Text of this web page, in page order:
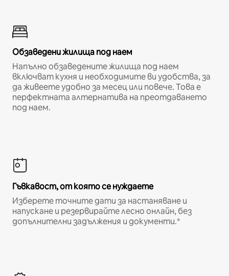
Обзаведени жилища под наем
Напълно обзаведените жилища под наем
включват кухня и необходимите ви удобства, за
да живеете удобно за месец или повече. Това е
перфектната алтернатива на преотдаването
под наем.
Гъвкавост, от която се нуждаете
Изберете точните дати за настаняване и
напускане и резервирайте лесно онлайн, без
допълнителни задължения и документи.*